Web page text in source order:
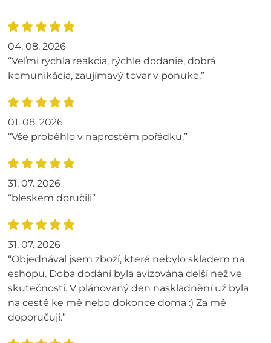
04. 08. 2026
“Veľmi rýchla reakcia, rýchle dodanie, dobrá
komunikácia, zaujímavý tovar v ponuke.”
01. 08. 2026
“Vše proběhlo v naprostém pořádku.”
31. 07. 2026
“bleskem doručili”
31. 07. 2026
“Objednával jsem zboží, které nebylo skladem na
eshopu. Doba dodání byla avizována delší než ve
skutečnosti. V plánovaný den naskladnění už byla
na cestě ke mě nebo dokonce doma :) Za mě
doporučuji.”